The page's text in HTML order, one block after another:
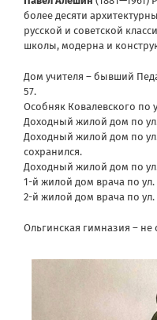
более десяти
русской и советской
школы, модерна и
Дом учителя – бывший
57.
Особняк Ковалевского по
Доходный жилой дом по
Доходный жилой дом по
сохранился.
Доходный жилой дом по
1-й жилой дом врача по
2-й жилой дом врача по
Ольгинская гимназия – не